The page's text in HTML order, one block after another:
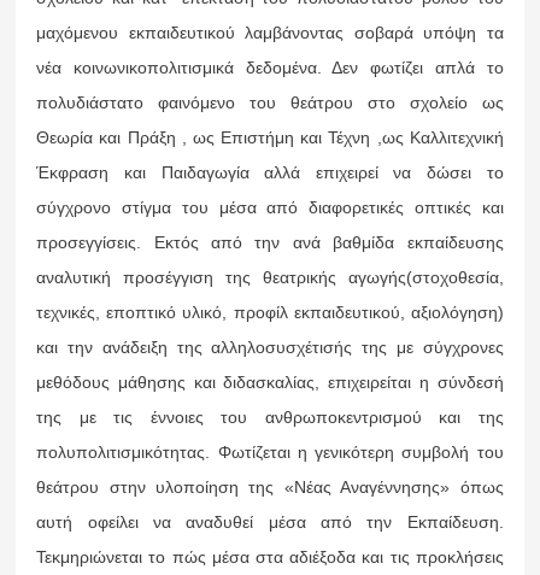
μαχόμενου εκπαιδευτικού λαμβάνοντας σοβαρά υπόψη τα
νέα κοινωνικοπολιτισμικά δεδομένα. Δεν φωτίζει απλά το
πολυδιάστατο φαινόμενο του θεάτρου στο σχολείο ως
Θεωρία και Πράξη , ως Επιστήμη και Τέχνη ,ως Καλλιτεχνική
Έκφραση και Παιδαγωγία αλλά επιχειρεί να δώσει το
σύγχρονο στίγμα του μέσα από διαφορετικές οπτικές και
προσεγγίσεις. Εκτός από την ανά βαθμίδα εκπαίδευσης
αναλυτική προσέγγιση της θεατρικής αγωγής(στοχοθεσία,
τεχνικές, εποπτικό υλικό, προφίλ εκπαιδευτικού, αξιολόγηση)
και την ανάδειξη της αλληλοσυσχέτισής της με σύγχρονες
μεθόδους μάθησης και διδασκαλίας, επιχειρείται η σύνδεσή
της με τις έννοιες του ανθρωποκεντρισμού και της
πολυπολιτισμικότητας. Φωτίζεται η γενικότερη συμβολή του
θεάτρου στην υλοποίηση της «Νέας Αναγέννησης» όπως
αυτή οφείλει να αναδυθεί μέσα από την Εκπαίδευση.
Τεκμηριώνεται το πώς μέσα στα αδιέξοδα και τις προκλήσεις